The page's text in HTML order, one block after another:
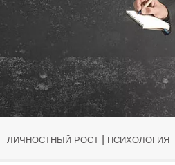
ЛИЧНОСТНЫЙ РОСТ | ПСИХОЛОГИЯ